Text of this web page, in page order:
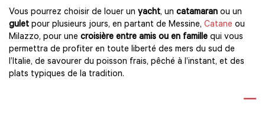
Vous pourrez choisir de louer un yacht, un catamaran ou un
gulet pour plusieurs jours, en partant de Messine, Catane ou
Milazzo, pour une croisière entre amis ou en famille qui vous
permettra de profiter en toute liberté des mers du sud de
l’Italie, de savourer du poisson frais, pêché à l’instant, et des
plats typiques de la tradition.